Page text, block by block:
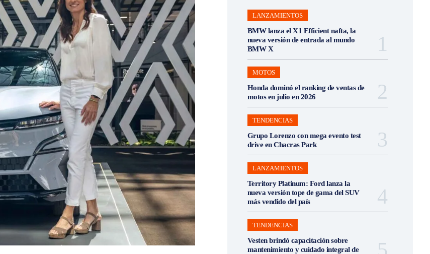
LANZAMIENTOS
BMW lanza el X1 Efficient nafta, la
nueva versión de entrada al mundo
BMW X
MOTOS
Honda dominó el ranking de ventas de
motos en julio en 2026
TENDENCIAS
Grupo Lorenzo con mega evento test
drive en Chacras Park
LANZAMIENTOS
Territory Platinum: Ford lanza la
nueva versión tope de gama del SUV
más vendido del país
TENDENCIAS
Vesten brindó capacitación sobre
mantenimiento y cuidado integral de